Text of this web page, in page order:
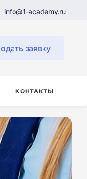
info@1-academy.ru
заявку
КОНТАКТЫ